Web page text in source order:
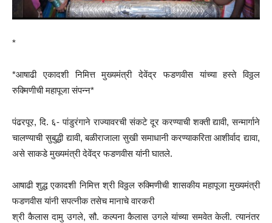
*
*आषाढी एकादशी निमित्त मुख्यमंत्री देवेंद्र फडणवीस यांच्या हस्ते विठ्ठल
रुक्मिणीची महापूजा संपन्न*
पंढरपूर, दि. ६- पांडुरंगाने राज्यावरची संकटे दूर करण्याची शक्ती द्यावी, सन्मार्गाने
चालण्याची सुबुद्धी द्यावी, बळीराजाला सुखी समाधानी करण्याकरिता आशीर्वाद द्यावा,
असे साकडे मुख्यमंत्री देवेंद्र फडणवीस यांनी घातले.
आषाढी शुद्ध एकादशी निमित्त श्री विठ्ठल रुक्मिणीची शासकीय महापूजा मुख्यमंत्री
फडणवीस यांनी सपत्नीक तसेच मानाचे वारकरी
श्री कैलास दामु उगले, सौ. कल्पना कैलास उगले यांच्या समवेत केली. त्यानंतर